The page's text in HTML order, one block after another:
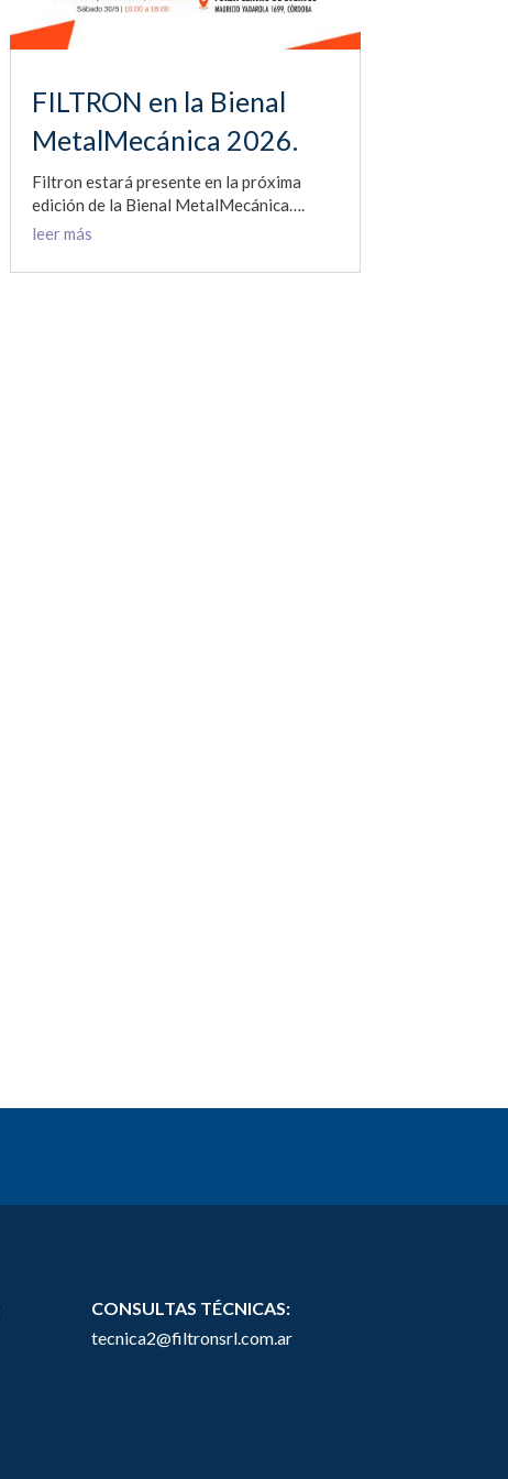
FILTRON en la Bienal
MetalMecánica 2026.
Filtron estará presente en la próxima
edición de la Bienal MetalMecánica….
leer más
CONSULTAS TÉCNICAS:
tecnica2@filtronsrl.com.ar